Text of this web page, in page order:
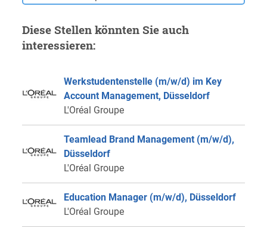
Diese Stellen könnten Sie auch
interessieren:
Werkstudentenstelle (m/w/d) im Key
Account Management, Düsseldorf
L'Oréal Groupe
Teamlead Brand Management (m/w/d),
Düsseldorf
L'Oréal Groupe
Education Manager (m/w/d), Düsseldorf
L'Oréal Groupe